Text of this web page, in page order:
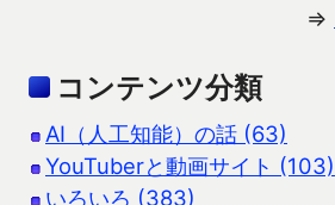
⇒
コンテンツ分類
AI（人工知能）の話 (63)
YouTuberと動画サイト (103)
いろいろ (383)